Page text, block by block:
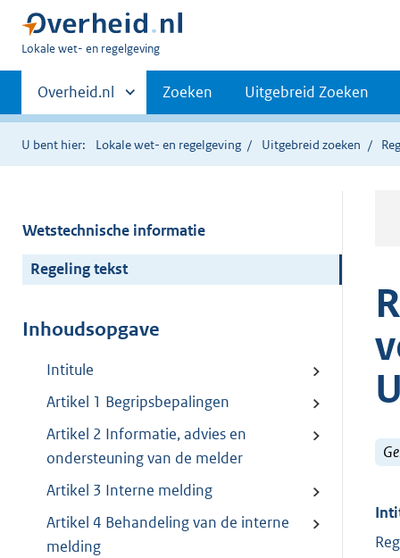
U
hier:
Lokale wet- en regelgeving
Primaire
navigatie
Andere
sites
binnen
Overheid.nl Zoeken Uitgebreid Zoeken
U bent hier: Lokale wet- en regelgeving Uitgebreid zoeken
Wetstechnische informatie
Regeling tekst
Inhoudsopgave
Intitule
Artikel 1 Begripsbepalingen
Artikel 2 Informatie, advies en
ondersteuning van de melder
Artikel 3 Interne melding
Artikel 4 Behandeling van de interne
melding